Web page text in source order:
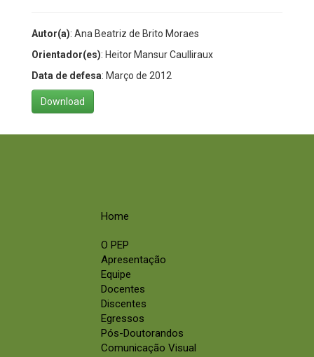
Autor(a): Ana Beatriz de Brito Moraes
Orientador(es): Heitor Mansur Caulliraux
Data de defesa: Março de 2012
Download
Home
O PEP
Apresentação
Equipe
Docentes
Discentes
Egressos
Pós-Doutorandos
Comunicação Visual